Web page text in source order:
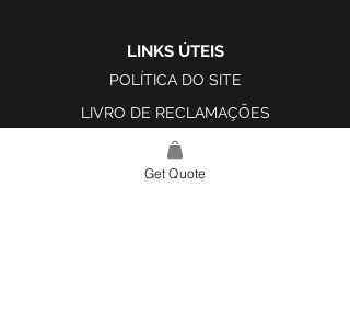
LINKS ÚTEIS
POLÍTICA DO SITE
LIVRO DE RECLAMAÇÕES
Get Quote